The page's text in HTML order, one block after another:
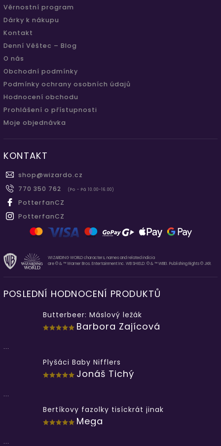
Věrnostní program
Dárky k nákupu
Kontakt
Denní Věštec – Blog
O nás
Obchodní podmínky
Podmínky ochrany osobních údajů
Hodnocení obchodu
Prohlášení o přístupnosti
Moje objednávka
KONTAKT
shop@wizardo.cz
770 350 762
(Po - Pá 10.00-16.00)
PotterfanCZ
PotterfanCZ
WIZARDING WORLD characters, names and related indicia
are © & ™ Warner Bros. Entertainment Inc. WB SHIELD: © & ™ WBEI. Publishing Rights © JKR.
POSLEDNÍ HODNOCENÍ PRODUKTŮ
Butterbeer: Máslový ležák
Barbora Zajícová
...
Plyšáci Baby Nifflers
Jonáš Tichý
...
Bertíkovy fazolky tisíckrát jinak
Mega
...